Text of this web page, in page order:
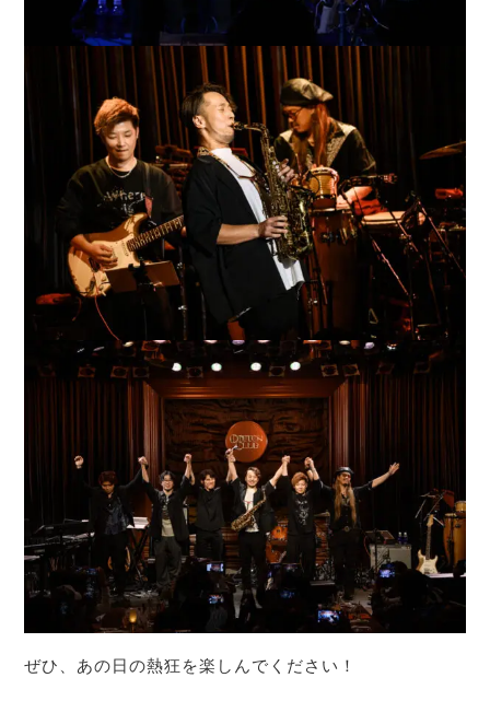
ぜひ、あの日の熱狂を楽しんでください！